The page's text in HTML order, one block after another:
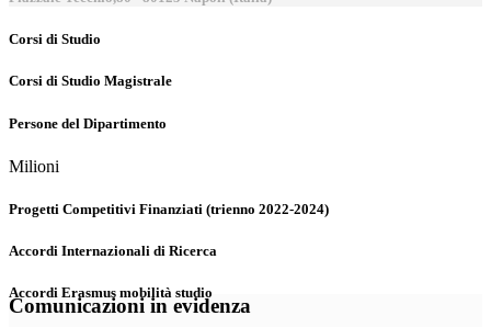
Corsi di Studio
Corsi di Studio Magistrale
Persone del Dipartimento
Milioni
Progetti Competitivi Finanziati (trienno 2022-2024)
Accordi Internazionali di Ricerca
Accordi Erasmus mobilità studio
Comunicazioni in evidenza